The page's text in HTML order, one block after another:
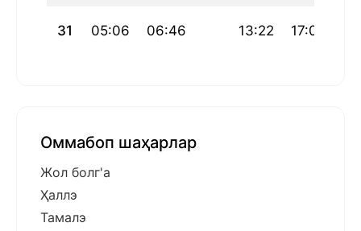
31 05:06 06:46 13:22 17:03
Оммабоп шаҳарлар
Жол болг'а
Ҳаллэ
Тамалэ